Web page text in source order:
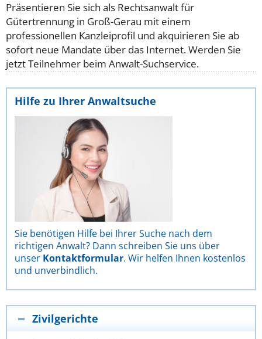
Präsentieren Sie sich als Rechtsanwalt für
Gütertrennung in Groß-Gerau mit einem
professionellen Kanzleiprofil und akquirieren Sie ab
sofort neue Mandate über das Internet. Werden Sie
jetzt Teilnehmer beim Anwalt-Suchservice.
Hilfe zu Ihrer Anwaltsuche
Sie benötigen Hilfe bei Ihrer Suche nach dem
richtigen Anwalt? Dann schreiben Sie uns über
unser Kontaktformular. Wir helfen Ihnen kostenlos
und unverbindlich.
Zivilgerichte